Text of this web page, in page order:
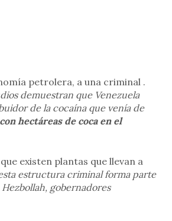
petrolera, a una criminal .
demuestran que Venezuela
de la cocaína que venía de
hectáreas de coca en el
existen plantas que llevan a
estructura criminal forma parte
gobernadores